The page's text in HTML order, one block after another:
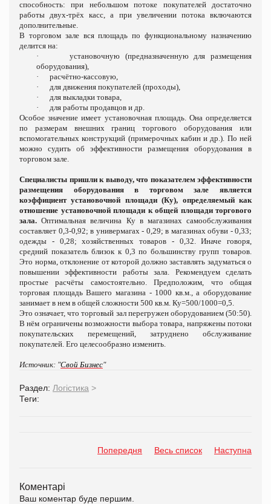
способность: при небольшом потоке покупателей достаточно
работы двух-трёх касс, а при увеличении потока включаются
дополнительные.
В торговом зале вся площадь по функциональному назначению
делится на:
·
установочную (предназначенную для размещения
оборудования),
·
расчётно-кассовую,
·
для движения покупателей (проходы),
·
для выкладки товара,
·
для работы продавцов и др.
Особое значение имеет установочная площадь. Она определяется
по размерам внешних границ торгового оборудования или
вспомогательных конструкций (примерочных кабин и др.). По ней
можно судить об эффективности размещения оборудования в
торговом зале.
Специалисты пришли к выводу, что показателем эффективности
размещения оборудования в торговом зале является
коэффициент установочной площади (Ку), определяемый как
отношение установочной площади к общей площади торгового
зала. Оптимальная величина Ку в магазинах самообслуживания
составляет 0,3-0,92; в универмагах - 0,29; в магазинах обуви - 0,33;
одежды - 0,28; хозяйственных товаров - 0,32. Иначе говоря,
средний показатель близок к 0,3 по большинству групп товаров.
Это норма, отклонение oт которой должно заставлять задуматься о
повышении эффективности работы зала. Рекомендуем сделать
простые расчёты самостоятельно. Предположим, что общая
торговая площадь Вашего магазина - 1000 кв.м., а оборудование
занимает в нем в общей сложности 500 кв.м. Ку=500/1000=0,5.
Это означает, что торговый зал перегружен оборудованием (50:50).
В нём ограничены возможности выбора товара, напряжены потоки
покупательских перемещений, затруднено обслуживание
покупателей. Его целесообразно изменить.
Источник: "Свой Бизнес"
Раздел: Логістика >
Теги:
Попередня Весь список Наступна
Коментарі
Ваш коментар буде першим.